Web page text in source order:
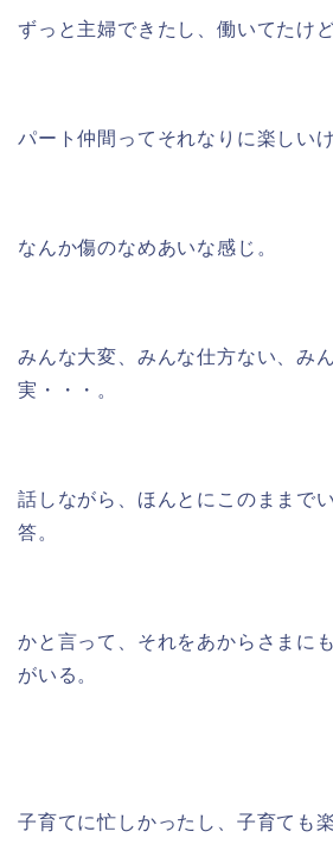
ずっと主婦できたし、働いてたけ
パート仲間ってそれなりに楽しいけ
なんか傷のなめあいな感じ。
みんな大変、みんな仕方ない、み
実・・・。
話しながら、ほんとにこのままで
答。
かと言って、それをあからさまに
がいる。
子育てに忙しかったし、子育ても